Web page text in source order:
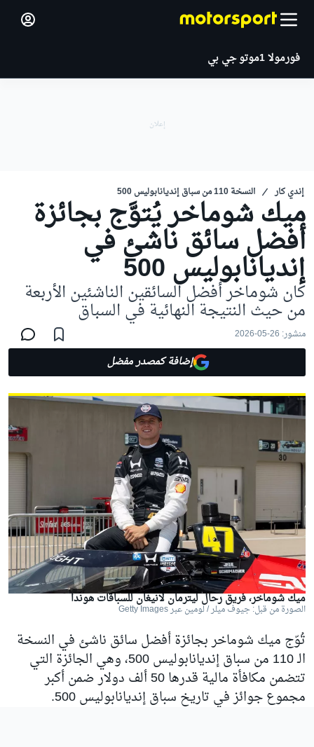
فورمولا 1 موتو جي بي
إندي كار النسخة 110 من سباق إنديانابوليس 500
ميك شوماخر يُتوَّج بجائزة
أفضل سائق ناشئ في
إنديانابوليس 500
كان شوماخر أفضل السائقين الناشئين الأربعة
من حيث النتيجة النهائية في السباق
منشور: 26-05-2026
إضافة كمصدر مفضل
ميك شوماخر، فريق رحال ليترمان لانيغان للسباقات هوندا
الصورة من قبل: جيوف ميلر / لومين عبر Getty Images
تُوّج ميك شوماخر بجائزة أفضل سائق ناشئ في النسخة
الـ 110 من سباق إنديانابوليس 500، وهي الجائزة التي
تتضمن مكافأة مالية قدرها 50 ألف دولار ضمن أكبر
مجموع جوائز في تاريخ سباق إنديانابوليس 500.